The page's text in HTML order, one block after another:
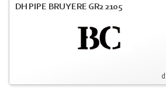
DH PIPE BRUYERE GR2 2105